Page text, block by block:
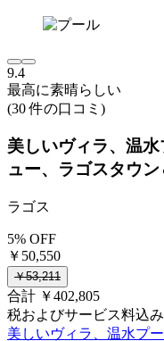
9.4
最高に素晴らしい
(30 件の口コミ)
美しいヴィラ、温
ュー、ラゴスタウン
ラゴス
5% OFF
￥50,550
￥53,211
合計 ￥402,805
税およびサービス料込み
美しいヴィラ、温水プ